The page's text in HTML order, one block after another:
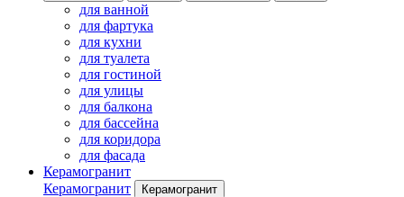
для ванной
для фартука
для кухни
для туалета
для гостиной
для улицы
для балкона
для бассейна
для коридора
для фасада
Керамогранит
Керамогранит
Керамогранит